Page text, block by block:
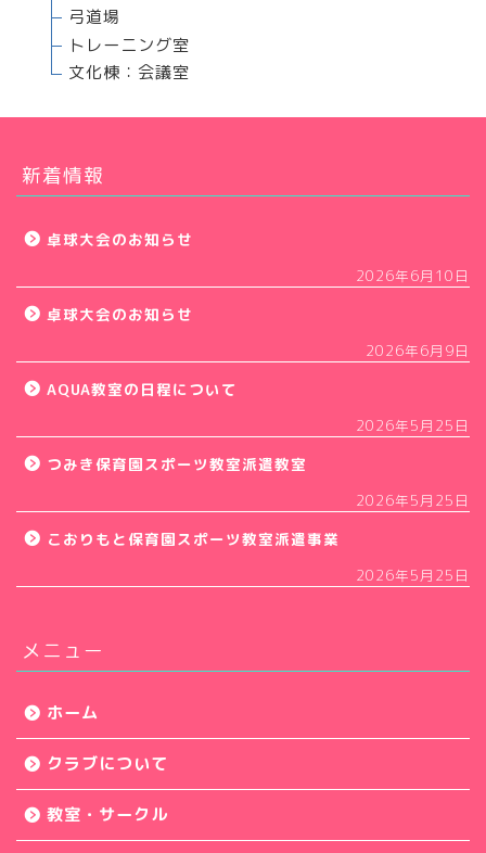
弓道場
トレーニング室
文化棟：会議室
新着情報
卓球大会のお知らせ
2026年6月10日
卓球大会のお知らせ
2026年6月9日
AQUA教室の日程について
2026年5月25日
つみき保育園スポーツ教室派遣教室
2026年5月25日
こおりもと保育園スポーツ教室派遣事業
2026年5月25日
メニュー
ホーム
クラブについて
教室・サークル